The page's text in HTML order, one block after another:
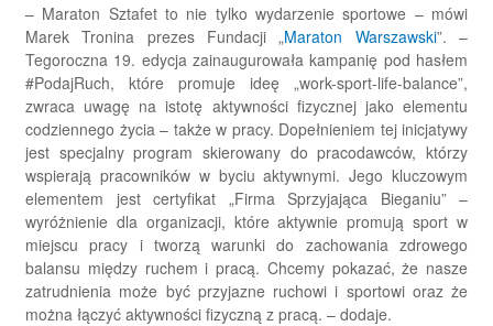
– Maraton Sztafet to nie tylko wydarzenie sportowe – mówi
Marek Tronina prezes Fundacji „Maraton Warszawski”. –
Tegoroczna 19. edycja zainaugurowała kampanię pod hasłem
#PodajRuch, które promuje ideę „work-sport-life-balance”,
zwraca uwagę na istotę aktywności fizycznej jako elementu
codziennego życia – także w pracy. Dopełnieniem tej inicjatywy
jest specjalny program skierowany do pracodawców, którzy
wspierają pracowników w byciu aktywnymi. Jego kluczowym
elementem jest certyfikat „Firma Sprzyjająca Bieganiu” –
wyróżnienie dla organizacji, które aktywnie promują sport w
miejscu pracy i tworzą warunki do zachowania zdrowego
balansu między ruchem i pracą. Chcemy pokazać, że nasze
zatrudnienia może być przyjazne ruchowi i sportowi oraz że
można łączyć aktywności fizyczną z pracą. – dodaje.